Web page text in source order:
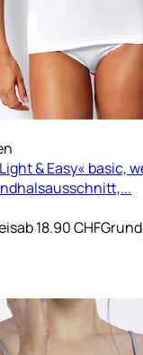
& Easy« basic,
ab18.90 CHF